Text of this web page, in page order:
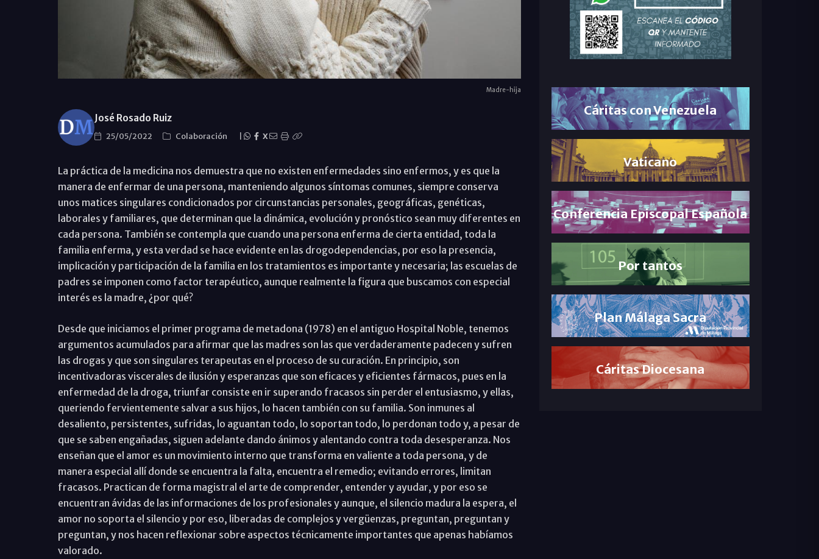
Madre-hija
José Rosado Ruiz
25/05/2022 Colaboración X
La práctica de la medicina nos demuestra que no existen enfermedades sino enfermos, y es que la
manera de enfermar de una persona, manteniendo algunos síntomas comunes, siempre conserva
unos matices singulares condicionados por circunstancias personales, geográficas, genéticas,
laborales y familiares, que determinan que la dinámica, evolución y pronóstico sean muy diferentes en
cada persona. También se contempla que cuando una persona enferma de cierta entidad, toda la
familia enferma, y esta verdad se hace evidente en las drogodependencias, por eso la presencia,
implicación y participación de la familia en los tratamientos es importante y necesaria; las escuelas de
padres se imponen como factor terapéutico, aunque realmente la figura que buscamos con especial
interés es la madre, ¿por qué?
Desde que iniciamos el primer programa de metadona (1978) en el antiguo Hospital Noble, tenemos
argumentos acumulados para afirmar que las madres son las que verdaderamente padecen y sufren
las drogas y que son singulares terapeutas en el proceso de su curación. En principio, son
incentivadoras viscerales de ilusión y esperanzas que son eficaces y eficientes fármacos, pues en la
enfermedad de la droga, triunfar consiste en ir superando fracasos sin perder el entusiasmo, y ellas,
queriendo fervientemente salvar a sus hijos, lo hacen también con su familia. Son inmunes al
desaliento, persistentes, sufridas, lo aguantan todo, lo soportan todo, lo perdonan todo y, a pesar de
que se saben engañadas, siguen adelante dando ánimos y alentando contra toda desesperanza. Nos
enseñan que el amor es un movimiento interno que transforma en valiente a toda persona, y de
manera especial allí donde se encuentra la falta, encuentra el remedio; evitando errores, limitan
fracasos. Practican de forma magistral el arte de comprender, entender y ayudar, y por eso se
encuentran ávidas de las informaciones de los profesionales y aunque, el silencio madura la espera, el
amor no soporta el silencio y por eso, liberadas de complejos y vergüenzas, preguntan, preguntan y
preguntan, y nos hacen reflexionar sobre aspectos técnicamente importantes que apenas habíamos
valorado.
Cáritas con Venezuela
Vaticano
Conferencia Episcopal Española
Por tantos
Plan Málaga Sacra
Cáritas Diocesana